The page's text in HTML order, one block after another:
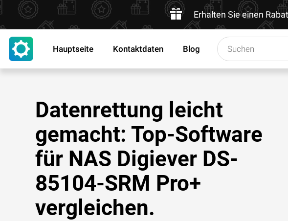
Erhalten Sie einen
Hauptseite Kontaktdaten Blog
Datenrettung leicht
gemacht: Top-Software
für NAS Digiever DS-
85104-SRM Pro+
vergleichen.